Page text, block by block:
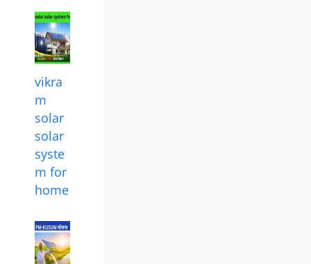
vikra
m
solar
solar
syste
m for
home